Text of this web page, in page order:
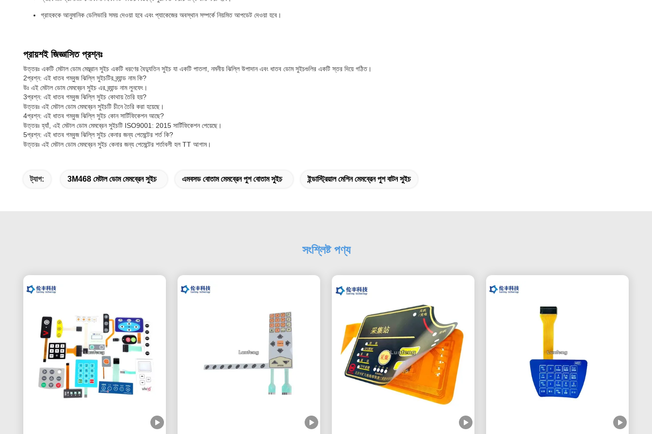
গ্রাহককে আনুমানিক ডেলিভারি সময় দেওয়া হবে এবং প্যাকেজের অবস্থান সম্পর্কে নিয়মিত আপডেট দেওয়া হবে।
প্রায়শই জিজ্ঞাসিত প্রশ্নঃ
উত্তরঃ একটি মেটাল ডোম মেম্ব্রান সুইচ একটি ধরণের বৈদ্যুতিন সুইচ যা একটি পাতলা, নমনীয় ঝিল্লি উপাদান এবং ধাতব ডোম সুইচগুলির একটি স্তর দিয়ে গঠিত।
2প্রশ্ন: এই ধাতব গম্বুজ ঝিল্লি সুইচটির ব্র্যান্ড নাম কি?
উঃ এই মেটাল ডোম মেমব্রেন সুইচ এর ব্র্যান্ড নাম লুনফেং।
3প্রশ্ন: এই ধাতব গম্বুজ ঝিল্লি সুইচ কোথায় তৈরি হয়?
উত্তরঃ এই মেটাল ডোম মেমব্রেন সুইচটি চীনে তৈরি করা হয়েছে।
4প্রশ্ন: এই ধাতব গম্বুজ ঝিল্লি সুইচ কোন সার্টিফিকেশন আছে?
উত্তরঃ হ্যাঁ, এই মেটাল ডোম মেমব্রেন সুইচটি ISO9001: 2015 সার্টিফিকেশন পেয়েছে।
5প্রশ্ন: এই ধাতব গম্বুজ ঝিল্লি সুইচ কেনার জন্য পেমেন্টের শর্ত কি?
উত্তরঃ এই মেটাল ডোম মেমব্রেন সুইচ কেনার জন্য পেমেন্টের শর্তাবলী হল TT আগাম।
ট্যাগ: 3M468 মেটাল ডোম মেমব্রেন সুইচ এমবসড বোতাম মেমব্রেন পুশ বোতাম সুইচ ইন্ডাস্ট্রিয়াল মেশিন মেমব্রেন পুশ বাটন সুইচ
সংশ্লিষ্ট পণ্য